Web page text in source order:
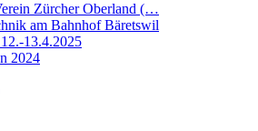
Zürcher Oberland (…
am Bahnhof Bäretswil
13.4.2025
2024